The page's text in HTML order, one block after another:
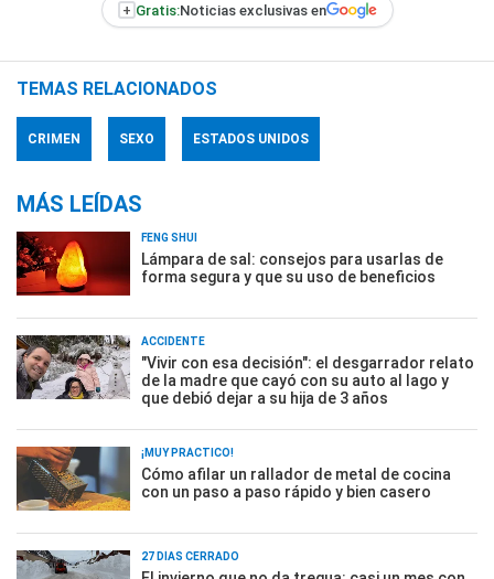
+ Gratis:Noticias exclusivas en
TEMAS RELACIONADOS
CRIMEN SEXO ESTADOS UNIDOS
MÁS LEÍDAS
FENG SHUI
Lámpara de sal: consejos para usarlas de
forma segura y que su uso de beneficios
ACCIDENTE
"Vivir con esa decisión": el desgarrador relato
de la madre que cayó con su auto al lago y
que debió dejar a su hija de 3 años
¡MUY PRÁCTICO!
Cómo afilar un rallador de metal de cocina
con un paso a paso rápido y bien casero
27 DÍAS CERRADO